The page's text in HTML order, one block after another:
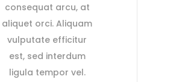
consequat arcu, at
aliquet orci. Aliquam
vulputate efficitur
est, sed interdum
ligula tempor vel.